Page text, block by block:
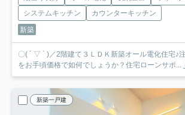
システムキッチン
カウンターキッチン
新築
〇( ´ ▽ ` )／2階建て３ＬＤＫ新築オール電化住宅♪
をお手頃価格で如何でしょうか？住宅ローンサポ...
新築一戸建